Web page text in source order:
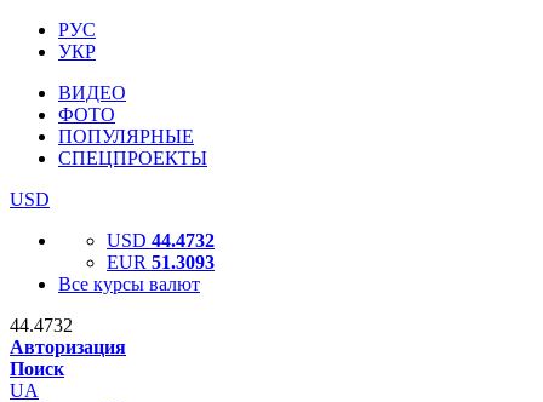
РУС
УКР
ВИДЕО
ФОТО
ПОПУЛЯРНЫЕ
СПЕЦПРОЕКТЫ
USD
USD 44.4732
EUR 51.3093
Все курсы валют
44.4732
Авторизация
Поиск
UA